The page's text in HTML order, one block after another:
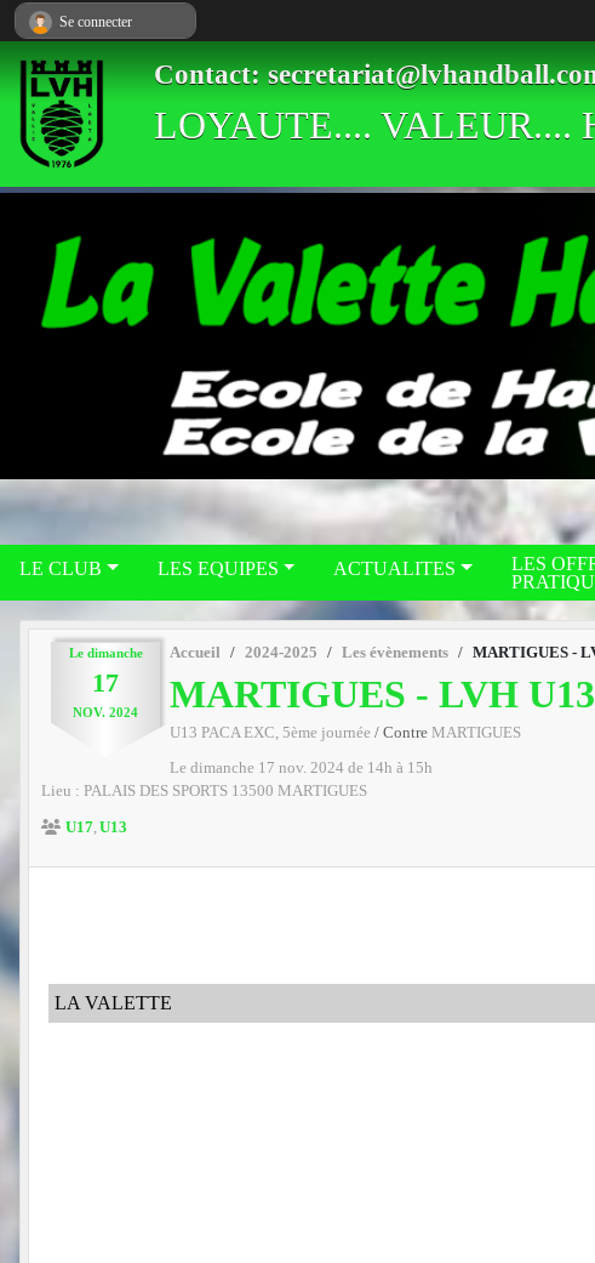
Contact:
LOYAUTE.... VALEUR....
LE CLUB LES EQUIPES ACTUALITES
LES
Le dimanche
17
NOV. 2024
Accueil 2024-2025 Les évènements MARTIGUES -
MARTIGUES - LVH
U13 PACA EXC, 5ème journée / Contre MARTIGUES
Le dimanche 17 nov. 2024 de 14h à 15h
Lieu : PALAIS DES SPORTS 13500 MARTIGUES
U17 U13
LA VALETTE
Se connecter
Panneau de gestion des cookies